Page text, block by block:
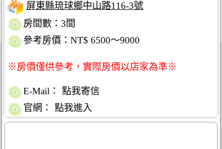
屏東縣琉球鄉中山路116-3號
房間數：3間
參考房價：NT$ 6500～9000
※房價僅供參考，實際房價以店家為準※
E-Mail：
點我寄信
官網：
點我進入